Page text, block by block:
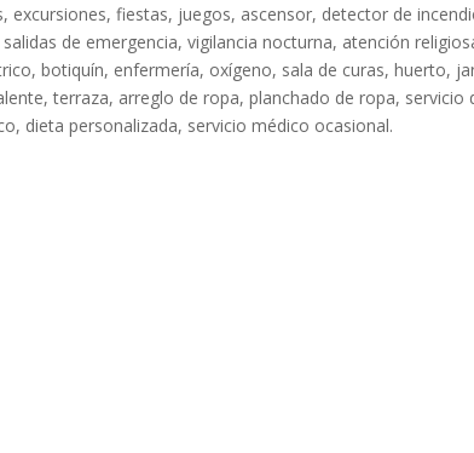
excursiones, fiestas, juegos, ascensor, detector de
de emergencia, vigilancia nocturna, atención
botiquín, enfermería, oxígeno, sala de curas, huerto,
terraza, arreglo de ropa, planchado de ropa, servicio
dieta personalizada, servicio médico ocasional.